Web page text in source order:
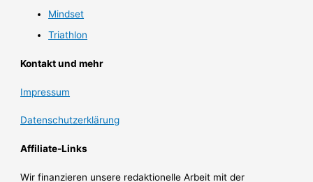
Mindset
Triathlon
Kontakt und mehr
Impressum
Datenschutzerklärung
Affiliate-Links
Wir finanzieren unsere redaktionelle Arbeit mit der